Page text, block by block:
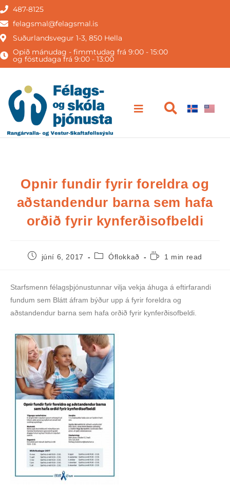
487-8125
felagsmal@felagsmal.is
Suðurlandsvegur 1-3, 850 Hella
Opið mánudag - fimmtudag frá 9:00 - 15:00
og föstudaga frá 9:00 - 13:00
Opnir fundir fyrir foreldra og
aðstandendur barna sem hafa
orðið fyrir kynferðisofbeldi
júní 6, 2017 Óflokkað 1 min read
Starfsmenn félagsþjónustunnar vilja vekja áhuga á eftirfarandi
fundum sem Blátt áfram býður upp á fyrir foreldra og
aðstandendur barna sem hafa orðið fyrir kynferðisofbeldi.